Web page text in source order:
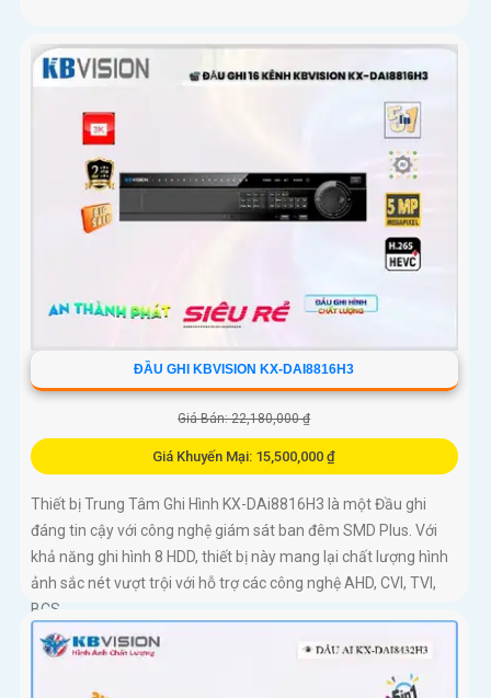
ĐẦU GHI KBVISION KX-DAI8816H3
Giá Bán: 22,180,000 ₫
Giá Khuyến Mại: 15,500,000 ₫
Thiết bị Trung Tâm Ghi Hình KX-DAi8816H3 là một Đầu ghi
đáng tin cậy với công nghệ giám sát ban đêm SMD Plus. Với
khả năng ghi hình 8 HDD, thiết bị này mang lại chất lượng hình
ảnh sắc nét vượt trội với hỗ trợ các công nghệ AHD, CVI, TVI,
BCS